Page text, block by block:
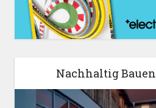
Nachhaltig Bauen